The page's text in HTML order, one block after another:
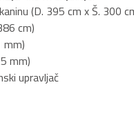
(D. 395 cm x Š. 300
cm)
mm)
mm)
upravljač